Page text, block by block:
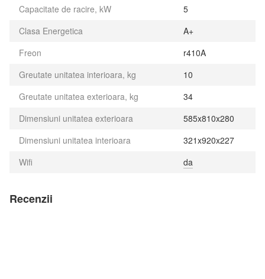
Capacitate de racire, kW
5
Clasa Energetica
A+
Freon
r410A
Greutate unitatea interioara, kg
10
Greutate unitatea exterioara, kg
34
Dimensiuni unitatea exterioara
585x810x280
Dimensiuni unitatea interioara
321x920x227
Wifi
da
Recenzii